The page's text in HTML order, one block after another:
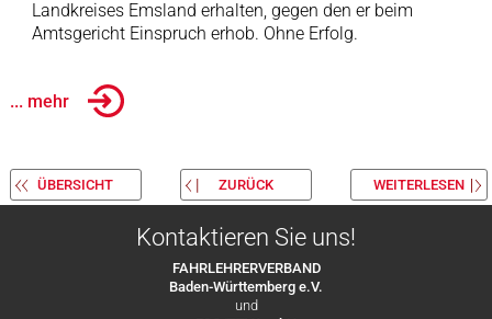
Landkreises Emsland erhalten, gegen den er beim
Amtsgericht Einspruch erhob. Ohne Erfolg.
... mehr
ÜBERSICHT ZURÜCK WEITERLESEN
Kontaktieren Sie uns!
FAHRLEHRERVERBAND
Baden-Württemberg e.V.
und